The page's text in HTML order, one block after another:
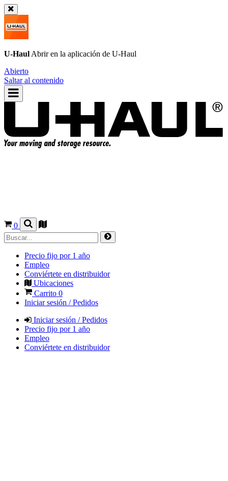
U-Haul Abrir en la aplicación de U-Haul
Abierto
Saltar al contenido
0
Precio fijo por 1 año
Empleo
Conviértete en distribuidor
Ubicaciones
Carrito 0
Iniciar sesión / Pedidos
Iniciar sesión / Pedidos
Precio fijo por 1 año
Empleo
Conviértete en distribuidor